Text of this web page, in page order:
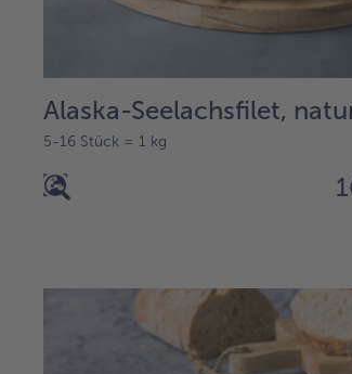
Alaska-Seelachsfilet,
5-16 Stück = 1 kg